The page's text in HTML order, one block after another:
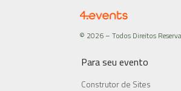
© 2026 – Todos Direitos
Para seu evento
Construtor de Sites